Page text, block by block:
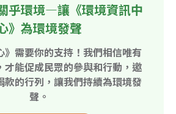
乎環境—讓《環境資訊中
》為環境發聲
》需要你的支持！我們相信唯有
才能促成民眾的參與和行動，邀
款的行列，讓我們持續為環境發
聲。